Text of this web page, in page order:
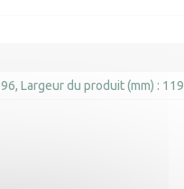
Largeur du produit (mm) : 119